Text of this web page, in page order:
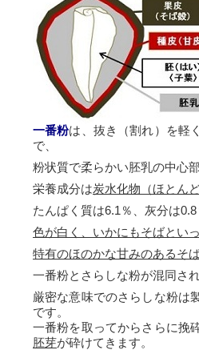
一番粉は、抜き（割れ）を軽
で、
粉状質で柔らかい胚乳の中心
栄養成分は炭水化物（ほとん
たんぱく質は6.1％、灰分は
色が白く、いかにもそばとい
特有のほのかな甘みのあるそ
一番粉とさらしな粉が混同さ
厳密な意味でのさらしな粉は
です。
一番粉を取ってからさらに挽
胚芽が砕けてきます。